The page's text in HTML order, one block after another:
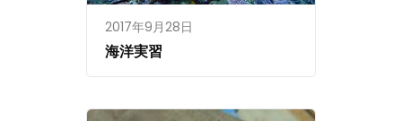
2017年9月28日
海洋実習